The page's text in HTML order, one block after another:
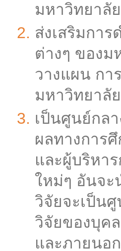
มหาวิทยาลัย
ส่งเสริมกา
ต่างๆ ของม
วางแผน ก
มหาวิทยาลั
เป็นศูนย์กล
ผลทางการ
และผู้บริหา
ใหม่ๆ อันจะ
วิจัยจะเป็น
วิจัยของบุค
และภายนอ